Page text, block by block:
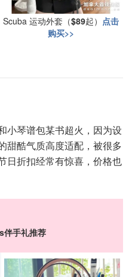
Scuba 运动外套（$89起） 点击
购买>>
小琴谱包某书超火，因为设
甜酷气质高度适配，被很多
日折扣经常有惊喜，价格也
手礼推荐